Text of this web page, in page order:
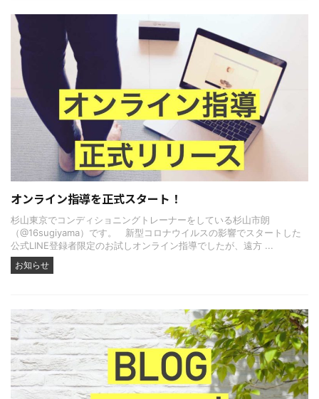
オンライン指導を正式スタート！
杉山東京でコンディショニングトレーナーをしている杉山市朗
（@16sugiyama）です。 新型コロナウイルスの影響でスタートした
公式LINE登録者限定のお試しオンライン指導でしたが、遠方 ...
お知らせ